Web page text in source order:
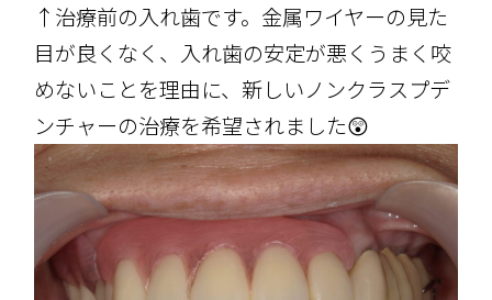
↑治療前の入れ歯です。金属ワイヤーの見た
目が良くなく、入れ歯の安定が悪くうまく咬
めないことを理由に、新しいノンクラスプデ
ンチャーの治療を希望されました😲